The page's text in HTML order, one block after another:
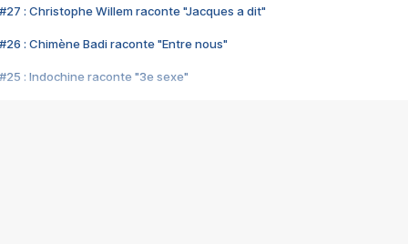
#27 : Christophe Willem raconte "Jacques a dit"
#26 : Chimène Badi raconte "Entre nous"
#25 : Indochine raconte "3e sexe"